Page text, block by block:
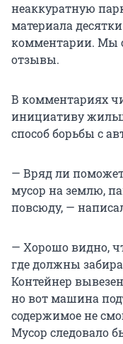
неаккуратную
материала
комментарии. Мы
отзывы.
В комментариях
инициативу
способ борьбы с
— Вряд ли
мусор на землю,
повсюду, —
— Хорошо видно,
где должны
Контейнер
но вот машина
содержимое не
Мусор следовало